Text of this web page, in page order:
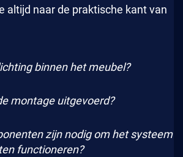
altijd naar de praktische kant van
binnen het meubel?
montage uitgevoerd?
zijn nodig om het systeem
functioneren?